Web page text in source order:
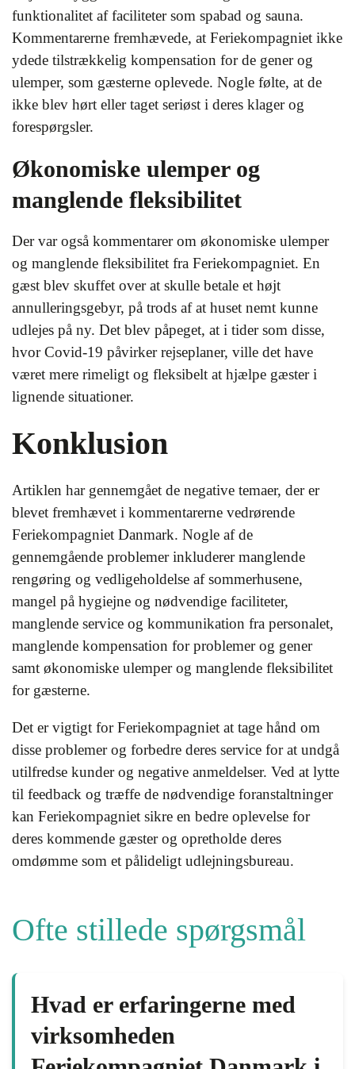
funktionalitet af faciliteter som spabad og sauna.
Kommentarerne fremhævede, at Feriekompagniet ikke
ydede tilstrækkelig kompensation for de gener og
ulemper, som gæsterne oplevede. Nogle følte, at de
ikke blev hørt eller taget seriøst i deres klager og
forespørgsler.
Økonomiske ulemper og
manglende fleksibilitet
Der var også kommentarer om økonomiske ulemper
og manglende fleksibilitet fra Feriekompagniet. En
gæst blev skuffet over at skulle betale et højt
annulleringsgebyr, på trods af at huset nemt kunne
udlejes på ny. Det blev påpeget, at i tider som disse,
hvor Covid-19 påvirker rejseplaner, ville det have
været mere rimeligt og fleksibelt at hjælpe gæster i
lignende situationer.
Konklusion
Artiklen har gennemgået de negative temaer, der er
blevet fremhævet i kommentarerne vedrørende
Feriekompagniet Danmark. Nogle af de
gennemgående problemer inkluderer manglende
rengøring og vedligeholdelse af sommerhusene,
mangel på hygiejne og nødvendige faciliteter,
manglende service og kommunikation fra personalet,
manglende kompensation for problemer og gener
samt økonomiske ulemper og manglende fleksibilitet
for gæsterne.
Det er vigtigt for Feriekompagniet at tage hånd om
disse problemer og forbedre deres service for at undgå
utilfredse kunder og negative anmeldelser. Ved at lytte
til feedback og træffe de nødvendige foranstaltninger
kan Feriekompagniet sikre en bedre oplevelse for
deres kommende gæster og opretholde deres
omdømme som et pålideligt udlejningsbureau.
Ofte stillede spørgsmål
Hvad er erfaringerne med
virksomheden